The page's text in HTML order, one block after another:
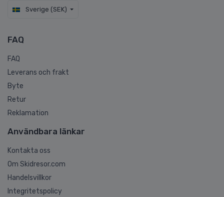
Sverige (SEK)
FAQ
FAQ
Leverans och frakt
Byte
Retur
Reklamation
Användbara länkar
Kontakta oss
Om Skidresor.com
Handelsvillkor
Integritetspolicy